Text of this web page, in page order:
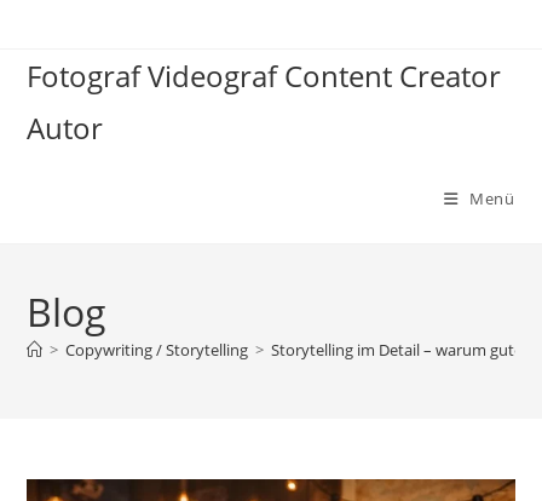
springen
Fotograf Videograf Content Creator
Autor
Menü
Blog
> Copywriting / Storytelling > Storytelling im Detail – warum gute